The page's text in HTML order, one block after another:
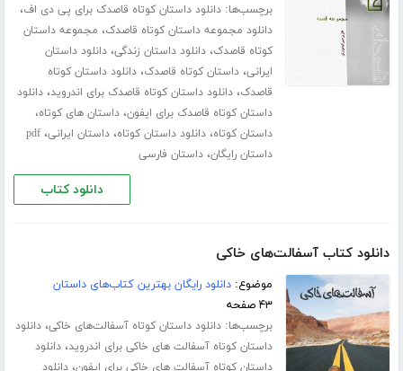
برچسب‌ها:دانلود داستان کوتاه قاصدک برای پی دی اف،
دانلود مجموعه داستان کوتاه قاصدک، مجموعه داستان
کوتاه قاصدک،دانلود داستان زندگی،دانلود داستان
ایرانی،داستان کوتاه قاصدک،دانلود داستان کوتاه
قاصدک،دانلود داستان کوتاه قاصدک برای اندروید،دانلود
داستان کوتاه قاصدک برای ایفون،داستان های کوتاه،
داستان کوتاه،دانلود داستان کوتاه،داستان ایرانی،pdf
داستان رایگان،داستان فارسی
دانلود کتاب
دانلود کتاب آسفالت‌های خاکی
موضوع:دانلود رایگان بهترین کتاب‌های داستان
۴۳ صفحه
برچسب‌ها:دانلود داستان کوتاه آسفالت‌های خاکی،دانلود
داستان کوتاه آسفالت های خاکی برای اندروید،دانلود
داستان کوتاه آسفالت های خاکی برای ایفون،دانلود